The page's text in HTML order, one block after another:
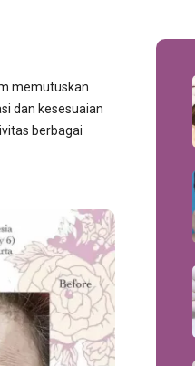
memutuskan
dan kesesuaian
berbagai